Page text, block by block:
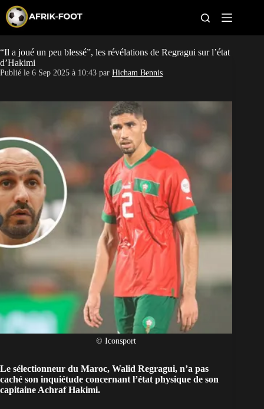
p
t
o
c
o
t
CAN féminine
Pays
Clubs
Classement
Paris sportifs
“Il a joué un peu blessé”, les révélations de Regragui sur l’état
d’Hakimi
Publié le 6 Sep 2025 à 10:43 par Hicham Bennis
© Iconsport
Le sélectionneur du Maroc, Walid Regragui, n’a pas
caché son inquiétude concernant l’état physique de son
capitaine Achraf Hakimi.